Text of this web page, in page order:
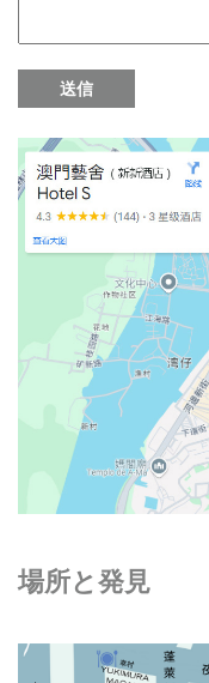
送信
場所と発見